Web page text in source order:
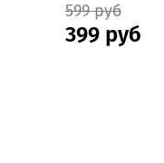
599 руб
399 руб